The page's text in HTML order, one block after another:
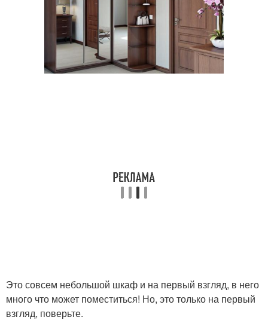
Это совсем небольшой шкаф и на первый взгляд, в него
много что может поместиться! Но, это только на первый
взгляд, поверьте.